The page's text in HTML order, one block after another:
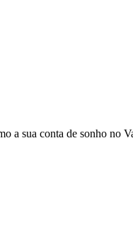
a sua conta de sonho no